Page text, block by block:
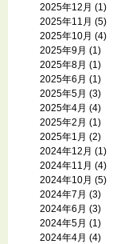
2025年12月 (1)
2025年11月 (5)
2025年10月 (4)
2025年9月 (1)
2025年8月 (1)
2025年6月 (1)
2025年5月 (3)
2025年4月 (4)
2025年2月 (1)
2025年1月 (2)
2024年12月 (1)
2024年11月 (4)
2024年10月 (5)
2024年7月 (3)
2024年6月 (3)
2024年5月 (1)
2024年4月 (4)